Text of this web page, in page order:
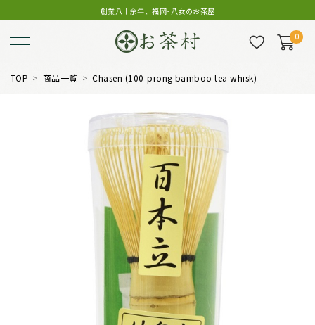
創業八十余年、福岡･八女のお茶屋
0
TOP 商品一覧 Chasen (100-prong bamboo tea whisk)